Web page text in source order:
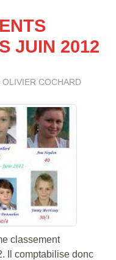
JUIN 2012
OLIVIER COCHARD
classement
Il comptabilise donc